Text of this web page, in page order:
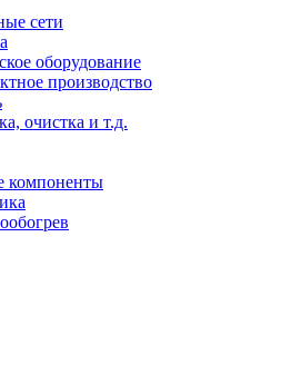
сети
оборудование
производство
очистка и т.д.
компоненты